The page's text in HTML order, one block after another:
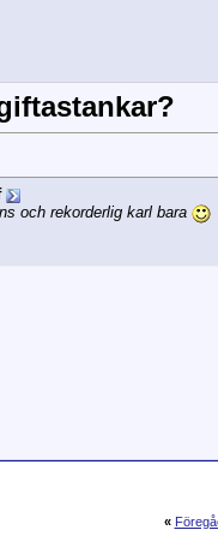
och rekorderlig karl bara
«